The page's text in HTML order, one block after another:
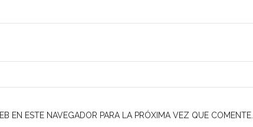
EN ESTE NAVEGADOR PARA LA PRÓXIMA VEZ QUE COMENTE.